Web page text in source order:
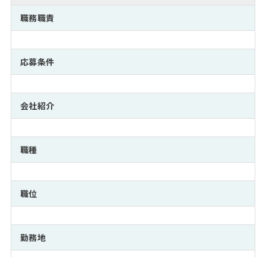
MBA留学生数の推移
インターン受入企業一覧
MBAを生かす求人特集
年齢と年収の相関図
外資系／面接攻略のコツ
キャリアに効く一冊
注目企業インタビュー
プロ経営者の特別セミナー
Career Talk Live
MBA NETWORKING
パブリシティ
ニュースリリース
職務職責
応募条件
会社紹介
職種
職位
勤務地